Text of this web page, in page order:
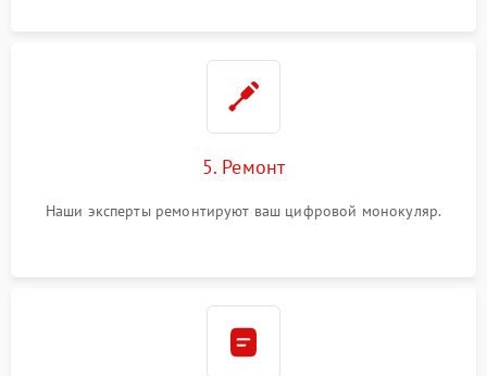
5. Ремонт
Наши эксперты ремонтируют ваш цифровой монокуляр.